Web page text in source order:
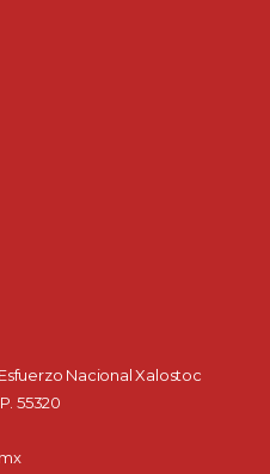
Nacional Xalostoc
55320